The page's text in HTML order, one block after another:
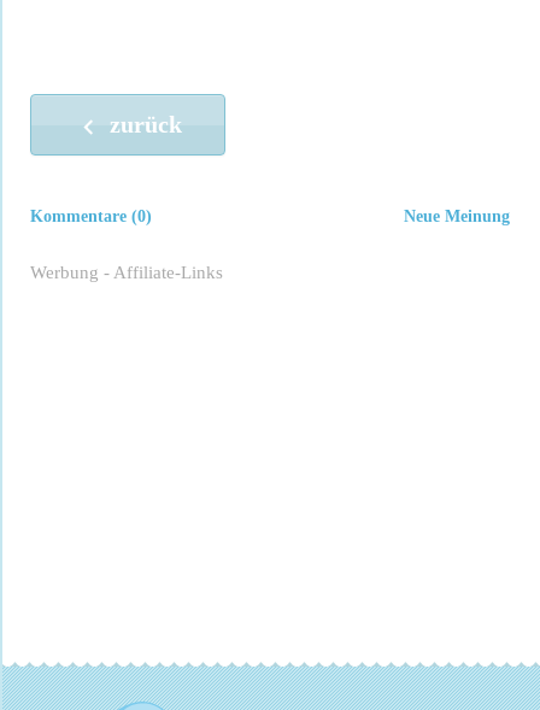
zurück
Neue Meinung
Kommentare (0)
Werbung - Affiliate-Links